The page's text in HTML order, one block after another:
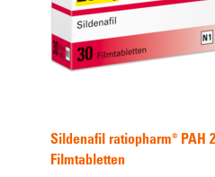
Sildenafil ratiopharm® PAH
Filmtabletten